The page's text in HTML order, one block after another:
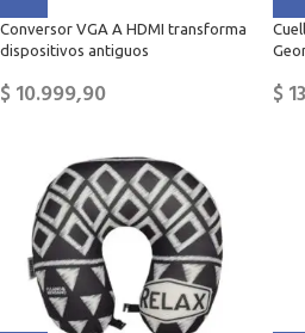
Conversor VGA A HDMI transforma
dispositivos antiguos
$10.999,90 $